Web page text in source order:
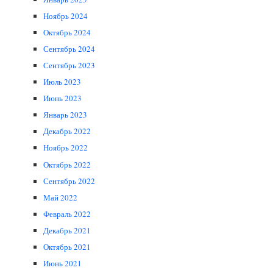
Ноябрь 2024
Октябрь 2024
Сентябрь 2024
Сентябрь 2023
Июль 2023
Июнь 2023
Январь 2023
Декабрь 2022
Ноябрь 2022
Октябрь 2022
Сентябрь 2022
Май 2022
Февраль 2022
Декабрь 2021
Октябрь 2021
Июнь 2021